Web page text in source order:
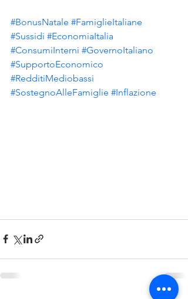
#BonusNatale #FamiglieItaliane
#Sussidi #EconomiaItalia
#ConsumiInterni #GovernoItaliano
#SupportoEconomico
#RedditiMediobassi
#SostegnoAlleFamiglie #Inflazione